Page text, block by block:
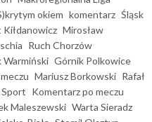
okiem komentarz Śląsk
Kiłdanowicz Mirosław
Ruch Chorzów
Warmiński Górnik Polkowice
Mariusz Borkowski Rafał
Komentarz po meczu
Maleszewski Warta Sieradz